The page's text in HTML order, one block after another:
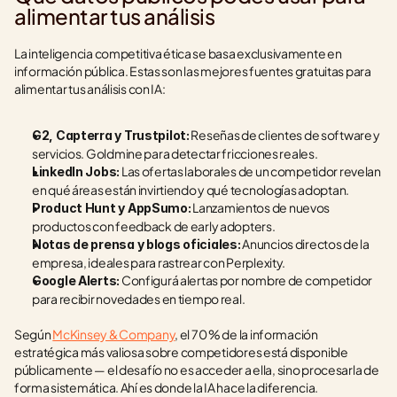
alimentar tus análisis
La inteligencia competitiva ética se basa exclusivamente en
información pública. Estas son las mejores fuentes gratuitas para
alimentar tus análisis con IA:
G2, Capterra y Trustpilot: Reseñas de clientes de software y
servicios. Goldmine para detectar fricciones reales.
LinkedIn Jobs: Las ofertas laborales de un competidor revelan
en qué áreas están invirtiendo y qué tecnologías adoptan.
Product Hunt y AppSumo: Lanzamientos de nuevos
productos con feedback de early adopters.
Notas de prensa y blogs oficiales: Anuncios directos de la
empresa, ideales para rastrear con Perplexity.
Google Alerts: Configurá alertas por nombre de competidor
para recibir novedades en tiempo real.
Según McKinsey & Company, el 70 % de la información
estratégica más valiosa sobre competidores está disponible
públicamente — el desafío no es acceder a ella, sino procesarla de
forma sistemática. Ahí es donde la IA hace la diferencia.